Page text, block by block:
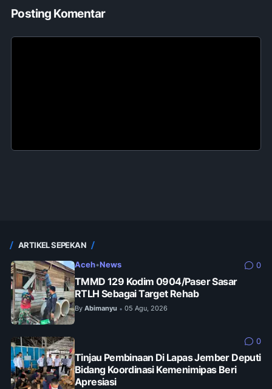
Posting Komentar
ARTIKEL SEPEKAN
Aceh•News 0
TMMD 129 Kodim 0904/Paser Sasar
RTLH Sebagai Target Rehab
By Abimanyu • 05 Agu, 2026
0
Tinjau Pembinaan Di Lapas Jember Deputi
Bidang Koordinasi Kemenimipas Beri
Apresiasi